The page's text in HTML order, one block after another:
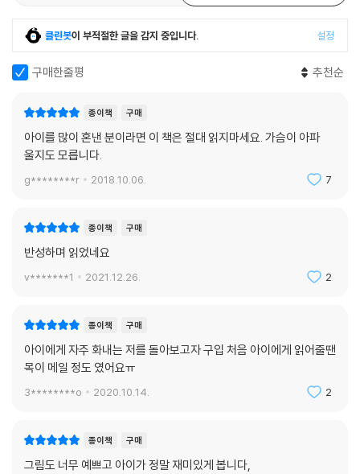
클린봇이 부적절한 글을 감지 중입니다. 설정
구매한줄평 추천순
종이책 구매
아이를 많이 혼낸 분이라면 이 책은 절대 읽지마세요. 가슴이 아파
울지도 모릅니다.
g********r 2018.10.06. 7
종이책 구매
반성하며 읽었네요
v*******1 2021.12.26. 2
종이책 구매
아이에게 자주 화내는 저를 돌아보고자 구입 처음 아이에게 읽어줄땐
목이 메일 정도 였어요ㅠ
3********o 2020.10.14. 2
종이책 구매
그림도 너무 예쁘고 아이가 정말 재미있게 봅니다,